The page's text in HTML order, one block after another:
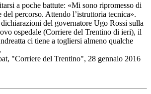
a poche battute: «Mi sono ripromesso di
del percorso. Attendo l’istruttoria tecnica».
del governatore Ugo Rossi sulla
ospedale (Corriere del Trentino di ieri), il
ci tiene a togliersi almeno qualche
"Corriere del Trentino", 28 gennaio 2016